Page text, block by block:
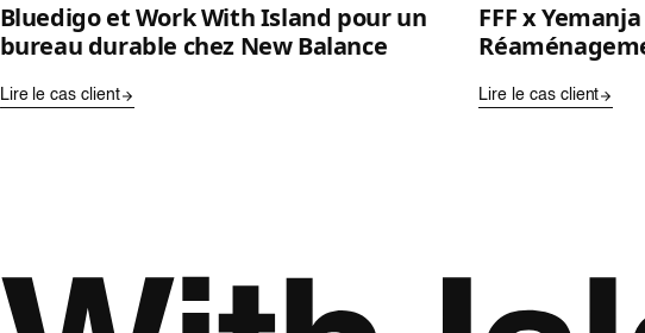
Bluedigo et Work With Island pour un
bureau durable chez New Balance
Lire le cas client
FFF x
Lire le cas client